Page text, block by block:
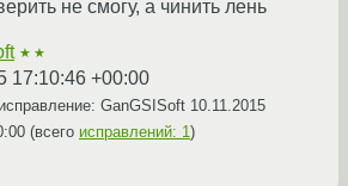
не смогу, а чинить лень
★★
17:10:46 +00:00
GanGSISoft 10.11.2015
(всего исправлений: 1)